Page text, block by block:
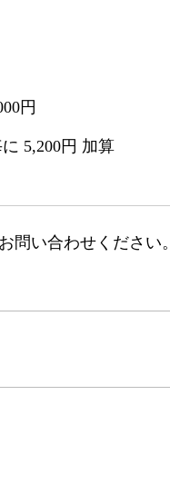
円
5,200円 加算
問い合わせください。